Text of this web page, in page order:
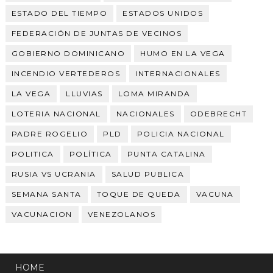
ESTADO DEL TIEMPO ESTADOS UNIDOS
FEDERACIÓN DE JUNTAS DE VECINOS
GOBIERNO DOMINICANO HUMO EN LA VEGA
INCENDIO VERTEDEROS INTERNACIONALES
LA VEGA LLUVIAS LOMA MIRANDA
LOTERIA NACIONAL NACIONALES ODEBRECHT
PADRE ROGELIO PLD POLICIA NACIONAL
POLITICA POLÍTICA PUNTA CATALINA
RUSIA VS UCRANIA SALUD PUBLICA
SEMANA SANTA TOQUE DE QUEDA VACUNA
VACUNACION VENEZOLANOS
HOME